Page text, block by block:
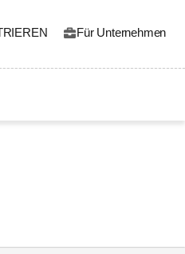
Für Unternehmen